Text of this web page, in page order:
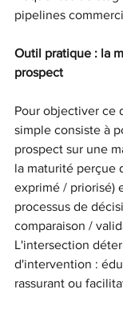
pipelines
Outil pratique : la
prospect
Pour objectiver ce
simple consiste à
prospect sur une
la maturité perçue
exprimé / priorisé)
processus de
comparaison /
L'intersection
d'intervention :
rassurant ou